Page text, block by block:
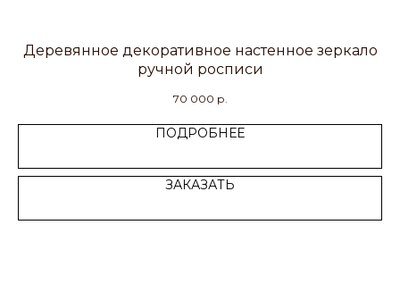
Деревянное декоративное настенное зеркало
ручной росписи
70 000 р.
ПОДРОБНЕЕ
ЗАКАЗАТЬ